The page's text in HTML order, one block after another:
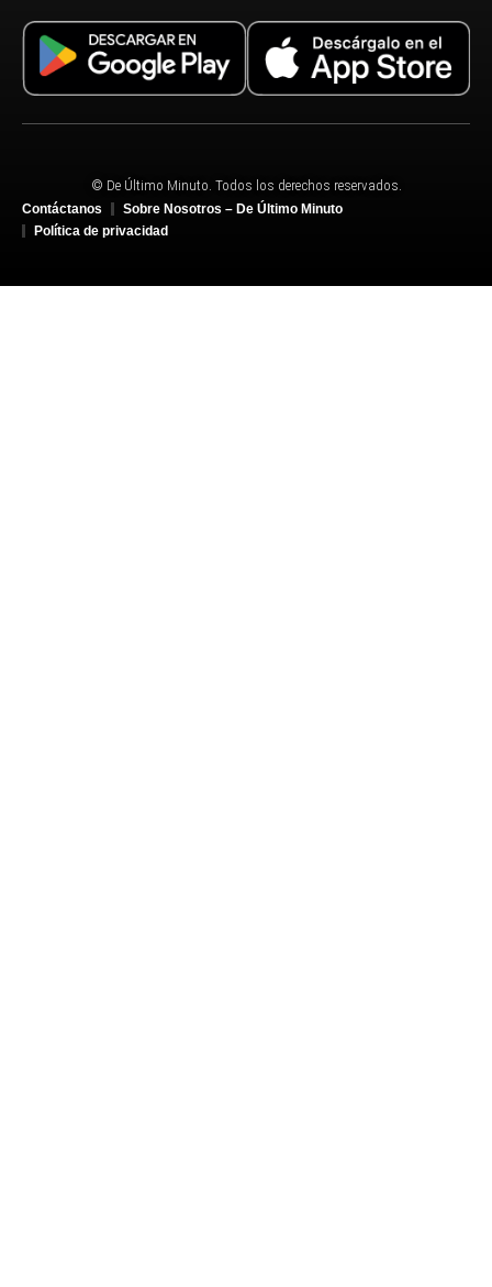
© De Último Minuto. Todos los derechos reservados.
Contáctanos
Sobre Nosotros – De Último Minuto
Política de privacidad